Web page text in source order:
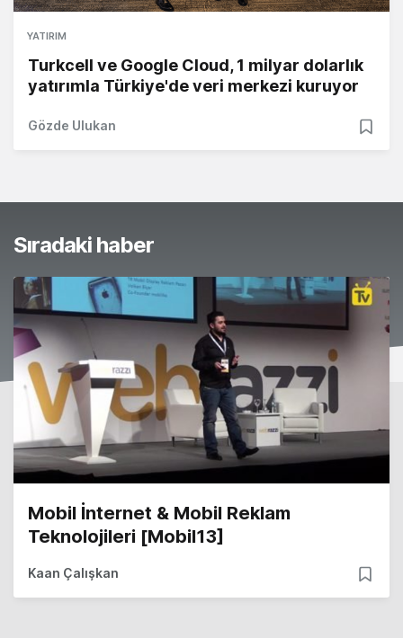
YATIRIM
Turkcell ve Google Cloud, 1 milyar dolarlık
yatırımla Türkiye'de veri merkezi kuruyor
Gözde Ulukan
Sıradaki haber
Mobil İnternet & Mobil Reklam
Teknolojileri [Mobil13]
Kaan Çalışkan